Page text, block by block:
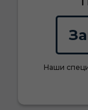
Наши